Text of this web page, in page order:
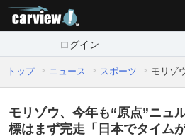
ログイン
トップ ニュース スポーツ モリゾ
モリゾウ、今年も“原点”ニュ
標はまず完走「日本でタイム